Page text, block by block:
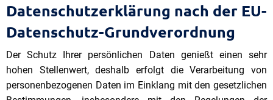
Datenschutz
Datenschutzerklärung nach der EU-
Datenschutz-Grundverordnung
Der Schutz Ihrer persönlichen Daten genießt einen sehr
hohen Stellenwert, deshalb erfolgt die Verarbeitung von
personenbezogenen Daten im Einklang mit den gesetzlichen